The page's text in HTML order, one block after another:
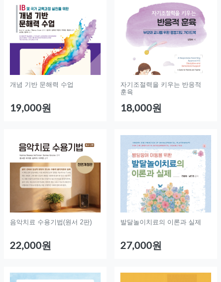
개념 기반 문해력 수업
19,000원
자기조절력을 키우는 반응적
훈육
18,000원
음악치료 수용기법(원서 2판)
22,000원
발달놀이치료의 이론과 실제
27,000원